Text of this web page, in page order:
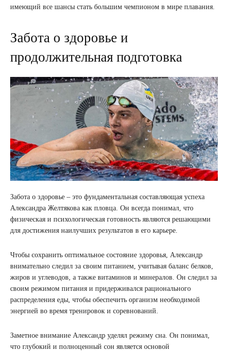
имеющий все шансы стать большим чемпионом в мире плавания.
Забота о здоровье и
продолжительная подготовка
Забота о здоровье – это фундаментальная составляющая успеха
Александра Желтякова как пловца. Он всегда понимал, что
физическая и психологическая готовность являются решающими
для достижения наилучших результатов в его карьере.
Чтобы сохранить оптимальное состояние здоровья, Александр
внимательно следил за своим питанием, учитывая баланс белков,
жиров и углеводов, а также витаминов и минералов. Он следил за
своим режимом питания и придерживался рационального
распределения еды, чтобы обеспечить организм необходимой
энергией во время тренировок и соревнований.
Заметное внимание Александр уделял режиму сна. Он понимал,
что глубокий и полноценный сон является основой